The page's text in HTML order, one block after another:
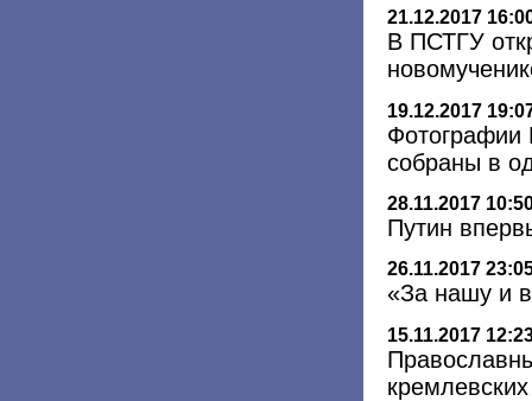
21.12.2017
В ПСТГУ
19.12.2017
Фотографии
собраны в
28.11.2017
Путин
26.11.2017
«За нашу и
15.11.2017